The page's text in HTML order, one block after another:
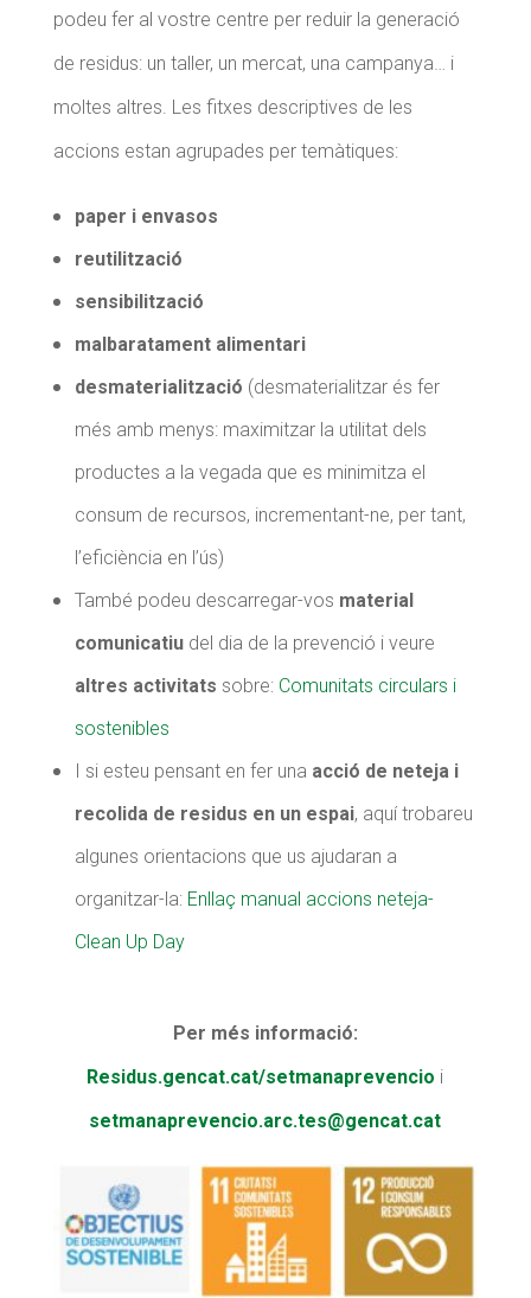
podeu fer al vostre centre per reduir la generació
de residus: un taller, un mercat, una campanya… i
moltes altres. Les fitxes descriptives de les
accions estan agrupades per temàtiques:
paper i envasos
reutilització
sensibilització
malbaratament alimentari
desmaterialització (desmaterialitzar és fer
més amb menys: maximitzar la utilitat dels
productes a la vegada que es minimitza el
consum de recursos, incrementant-ne, per tant,
l’eficiència en l’ús)
També podeu descarregar-vos material
comunicatiudel dia de la prevenció i veure
altres activitats sobre: Comunitats circulars i
sostenibles
I si esteu pensant en fer una acció de neteja i
recolida de residus en un espai, aquí trobareu
algunes orientacions que us ajudaran a
organitzar-la: Enllaç manual accions neteja-
Clean Up Day
Per més informació:
Residus.gencat.cat/setmanaprevencio i
setmanaprevencio.arc.tes@gencat.cat